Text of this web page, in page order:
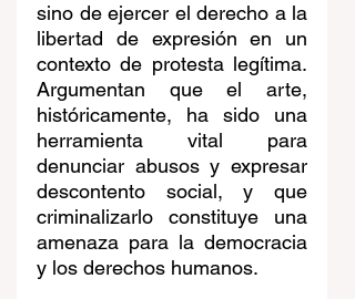
sino de ejercer el derecho a la
libertad de expresión en un
contexto de protesta legítima.
Argumentan que el arte,
históricamente, ha sido una
herramienta vital para
denunciar abusos y expresar
descontento social, y que
criminalizarlo constituye una
amenaza para la democracia
y los derechos humanos.